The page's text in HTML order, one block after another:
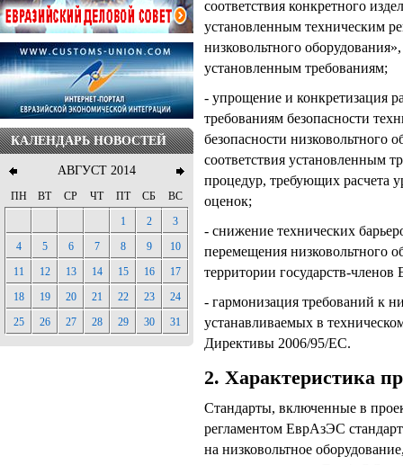
КАЛЕНДАРЬ НОВОСТЕЙ
АВГУСТ 2014
ПН ВТ СР ЧТ ПТ СБ
ВС
1
2
3
4
5 6 7 8 9
10
11
12 13 14 15 16
17
18
19 20 21 22 23
24
25
26 27 28 29 30 31
соответствия конкретного
установленным техническим
низковольтного
установленным требованиям;
- упрощение и конкретизация
требованиям безопасности
безопасности низковольтного
соответствия установленным
процедур, требующих расчета
оценок;
- снижение технических
перемещения низковольтного
территории государств-
- гармонизация требований к
устанавливаемых в
Директивы 2006/95/ЕС.
2. Характеристика
Стандарты, включенные в
регламентом ЕврАзЭС
на низковольтное